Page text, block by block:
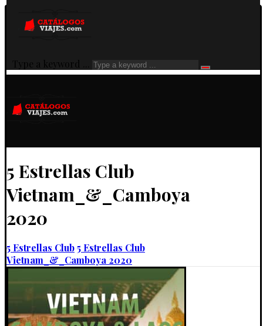
Type a keyword ...
5 Estrellas Club
Vietnam_&_Camboya
2020
5 Estrellas Club5 Estrellas Club
Vietnam_&_Camboya 2020